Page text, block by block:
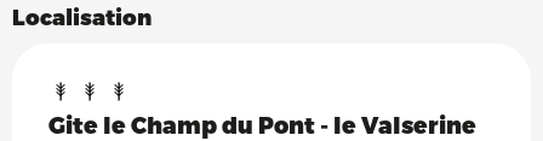
Localisation
Gite le Champ du Pont - le Valserine